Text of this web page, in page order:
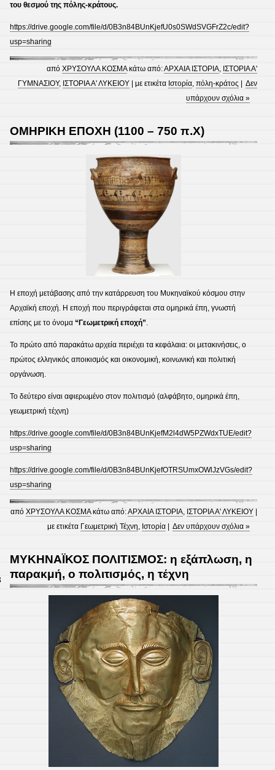
του θεσμού της πόλης-κράτους.
https://drive.google.com/file/d/0B3n84BUnKjefU0s0SWdSVGFrZ2c/edit?
usp=sharing
απόΧΡΥΣΟΥΛΑ ΚΟΣΜΑκάτω από:ΑΡΧΑΙΑ ΙΣΤΟΡΙΑ, ΙΣΤΟΡΙΑ Α'
ΓΥΜΝΑΣΙΟΥ, ΙΣΤΟΡΙΑ Α' ΛΥΚΕΙΟΥ | με ετικέτα Ιστορία,πόλη-κράτος |Δεν
υπάρχουν σχόλια »
ΟΜΗΡΙΚΗ ΕΠΟΧΗ (1100 – 750 π.Χ)
Η εποχή μετάβασης από την κατάρρευση του Μυκηναϊκού κόσμου στην
Αρχαϊκή εποχή. Η εποχή που περιγράφεται στα ομηρικά έπη, γνωστή
επίσης με το όνομα “Γεωμετρική εποχή”.
Το πρώτο από παρακάτω αρχεία περιέχει τα κεφάλαια: οι μετακινήσεις, ο
πρώτος ελληνικός αποικισμός και οικονομική, κοινωνική και πολιτική
οργάνωση.
Το δεύτερο είναι αφιερωμένο στον πολιτισμό (αλφάβητο, ομηρικά έπη,
γεωμετρική τέχνη)
https://drive.google.com/file/d/0B3n84BUnKjefM2l4dW5PZWdxTUE/edit?
usp=sharing
https://drive.google.com/file/d/0B3n84BUnKjefOTRSUmxOWlJzVGs/edit?
usp=sharing
απόΧΡΥΣΟΥΛΑ ΚΟΣΜΑκάτω από:ΑΡΧΑΙΑ ΙΣΤΟΡΙΑ, ΙΣΤΟΡΙΑ Α' ΛΥΚΕΙΟΥ
με ετικέτα Γεωμετρική Τέχνη, Ιστορία |Δεν υπάρχουν σχόλια »
ΜΥΚΗΝΑΪΚΟΣ ΠΟΛΙΤΙΣΜΟΣ: η εξάπλωση, η
παρακμή, ο πολιτισμός, η τέχνη